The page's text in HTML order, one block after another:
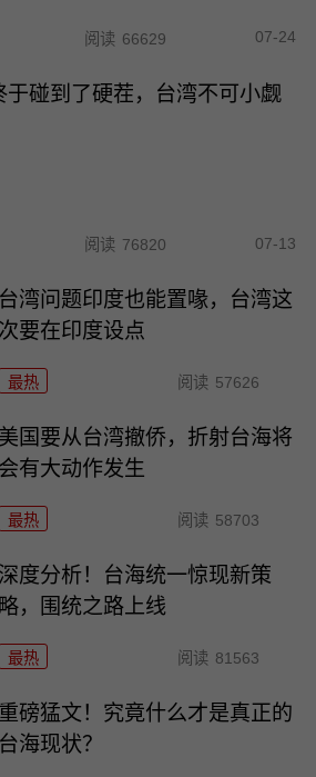
阅读 66629 07-24
碰到了硬茬，台湾不可小觑
阅读 76820 07-13
台湾问题印度也能置喙，台湾这
次要在印度设点
最热 阅读 57626
美国要从台湾撤侨，折射台海将
会有大动作发生
最热 阅读 58703
深度分析！台海统一惊现新策
略，围统之路上线
最热 阅读 81563
重磅猛文！究竟什么才是真正的
台海现状？